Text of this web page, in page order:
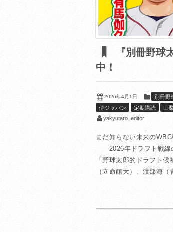
『別冊野球
中！
2026年4月1日 別冊野
侍ジャパン
定期購読 山
yakyutaro_editor
まだ知らない未来の
――2026年ドラフト戦線
「野球太郎的ドラフト
（立命館大）、渡部海